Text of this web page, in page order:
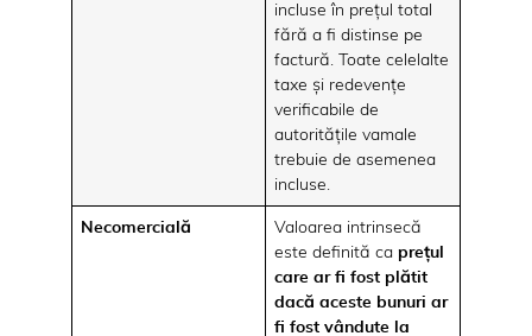
incluse în prețul total
fără a fi distinse pe
factură. Toate celelalte
taxe și redevențe
verificabile de
autoritățile vamale
trebuie de asemenea
incluse.
Necomercială
Valoarea intrinsecă
este definită caprețul
care ar fi fost plătit
dacă aceste bunuri ar
fi fost vândute la